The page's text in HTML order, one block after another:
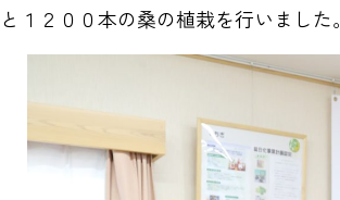
と１２００本の桑の植栽を行いました。